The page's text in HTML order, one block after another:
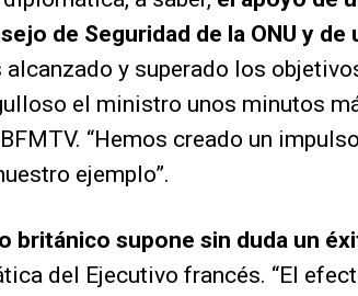
de Seguridad de la ONU y de
alcanzado y superado los
el ministro unos minutos
“Hemos creado un
ejemplo”.
británico supone sin duda un
del Ejecutivo francés. “El